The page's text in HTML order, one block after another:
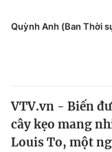
Thế giới
Y tế
Quỳnh Anh (Ban Thời
VTV.vn - Biến
cây kẹo mang
Louis To, một